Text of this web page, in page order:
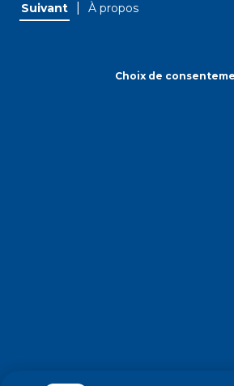
Suivant À propos
Choix de